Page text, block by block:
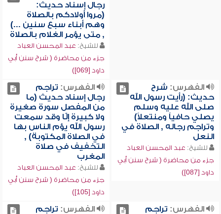
رجال إسناد حديث:
(مروا أولادكم بالصلاة
وهم أبناء سبع سنين ...)
, متى يؤمر الغلام بالصلاة
للشيخ: عبد المحسن العباد
جزء من محاضرة ( شرح سنن أبي
داود [069])
الفهرس: شرح
حديث: (رأيت رسول الله
صلى الله عليه وسلم
يصلي حافياً ومنتعلاً)
وتراجم رجاله , الصلاة في
النعل
للشيخ: عبد المحسن العباد
جزء من محاضرة ( شرح سنن أبي
داود [087])
الفهرس: تراجم
رجال إسناد حديث (ما
من المفصل سورة صغيرة
ولا كبيرة إلّا وقد سمعت
رسول الله يؤم الناس بها
في الصلاة المكتوبة) ,
التخفيف في صلاة
المغرب
للشيخ: عبد المحسن العباد
جزء من محاضرة ( شرح سنن أبي
داود [105])
الفهرس: تراجم
الفهرس: تراجم